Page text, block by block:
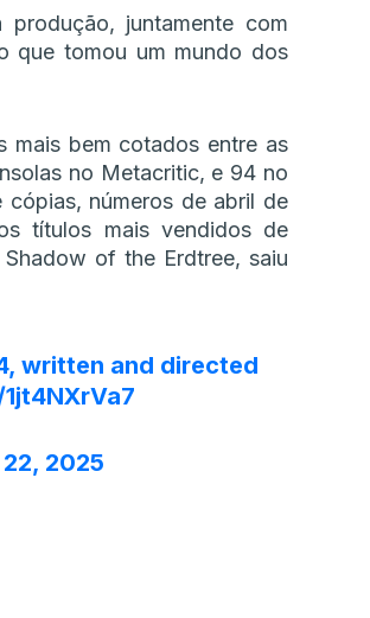
juntamente com
que tomou um mundo dos
mais bem cotados entre as
no Metacritic, e 94 no
números de abril de
títulos mais vendidos de
of the Erdtree, saiu
written and directed
2025